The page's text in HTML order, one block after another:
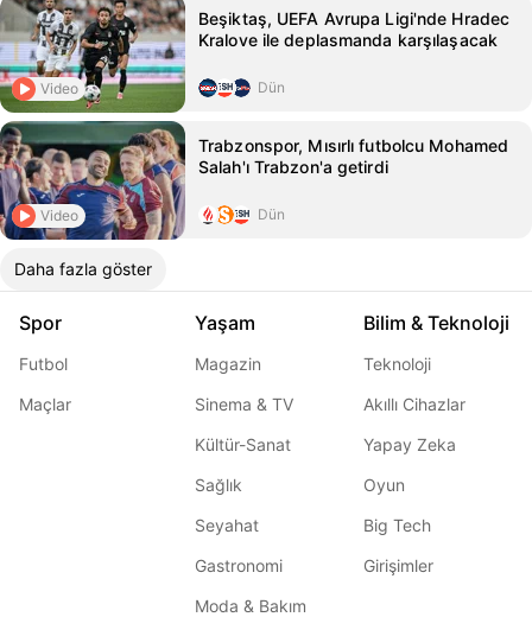
Video
Beşiktaş, UEFA Avrupa Ligi'nde Hradec
Kralove ile deplasmanda karşılaşacak
Dün
Video
Trabzonspor, Mısırlı futbolcu Mohamed
Salah'ı Trabzon'a getirdi
Dün
Daha fazla göster
Spor
Futbol
Maçlar
Yaşam
Magazin
Sinema & TV
Kültür-Sanat
Sağlık
Seyahat
Gastronomi
Moda & Bakım
Bilim & Teknoloji
Teknoloji
Akıllı Cihazlar
Yapay Zeka
Oyun
Big Tech
Girişimler